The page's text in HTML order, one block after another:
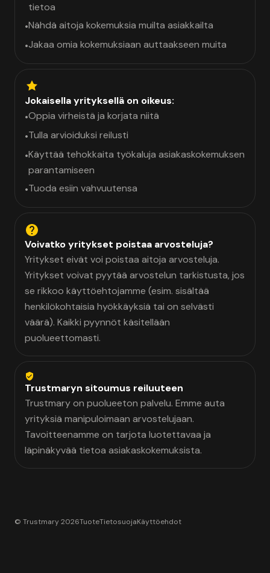
tietoa
•Nähdä aitoja kokemuksia muilta asiakkailta
•Jakaa omia kokemuksiaan auttaakseen muita
Jokaisella yrityksellä on oikeus:
•Oppia virheistä ja korjata niitä
•Tulla arvioiduksi reilusti
•Käyttää tehokkaita työkaluja asiakaskokemuksen
parantamiseen
•Tuoda esiin vahvuutensa
Voivatko yritykset poistaa arvosteluja?
Yritykset eivät voi poistaa aitoja arvosteluja.
Yritykset voivat pyytää arvostelun tarkistusta, jos
se rikkoo käyttöehtojamme (esim. sisältää
henkilökohtaisia hyökkäyksiä tai on selvästi
väärä). Kaikki pyynnöt käsitellään
puolueettomasti.
Trustmaryn sitoumus reiluuteen
Trustmary on puolueeton palvelu. Emme auta
yrityksiä manipuloimaan arvostelujaan.
Tavoitteenamme on tarjota luotettavaa ja
läpinäkyvää tietoa asiakaskokemuksista.
© Trustmary 2026TuoteTietosuojaKäyttöehdot